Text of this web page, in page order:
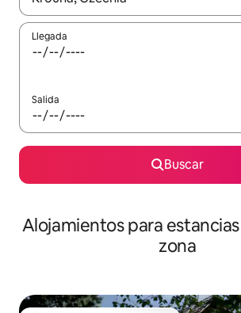
Llegada
Salida
Buscar
Alojamientos para
zona